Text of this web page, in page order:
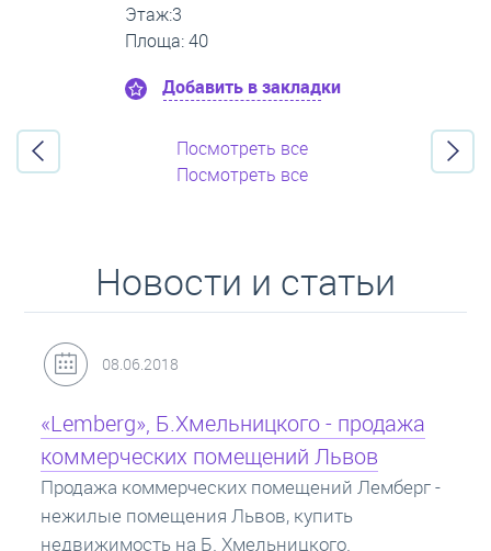
Этаж:11
Площа: 55
Добавить в закладки
Посмотреть все
Посмотреть все
Новости и статьи
31.05.2018
Кредит под залог недвижимости:
ипотека
Ипотека на квартиру - кредит на жилье под
залог недвижимости. Купить в ипотеку - что
нужно знать? Консультация от Экспертов об